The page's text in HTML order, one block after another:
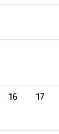
16
17